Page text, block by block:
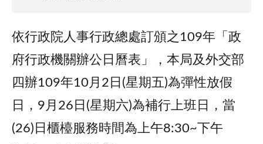
依行政院人事行政總處訂頒之109年「政
府行政機關辦公日曆表」，本局及外交部
四辦109年10月2日(星期五)為彈性放假
日，9月26日(星期六)為補行上班日，當
(26)日櫃檯服務時間為上午8:30~下午